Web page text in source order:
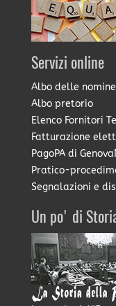
Servizi online
Albo delle nomine
Albo pretorio
Elenco Fornitori
Fatturazione
PagoPA di
Pratico-
Segnalazioni e
Un po' di